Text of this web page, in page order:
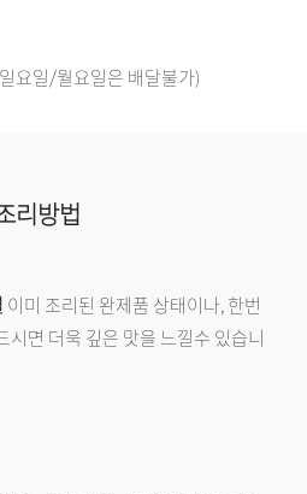
요일/월요일은 배달불가)
리방법
이미 조리된 완제품 상태이나, 한번
시면 더욱 깊은 맛을 느낄수 있습니